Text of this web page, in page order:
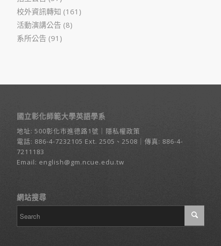
校外資訊轉知 (161)
活動演講公告 (8)
系所公告 (91)
國立彰化師範大學英語學系
地址: 500彰化市進德路1號
隱私權政策
電話: 886-4-7232105 Ext. 2505、2508｜傳真: 886-4-
7211183
Email: english@gm.ncue.edu.tw
網站搜尋